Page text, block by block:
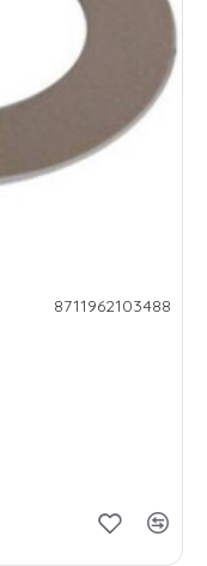
8711962103488